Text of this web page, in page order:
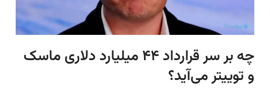
چه بر سر قرارداد ۴۴ میلیارد دلاری ماسک
و توییتر می‌آید؟